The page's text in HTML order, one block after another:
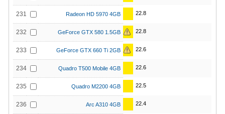
231 Radeon HD 5970 4GB 22.8
232 GeForce GTX 580 1.5GB 22.8
233 GeForce GTX 660 Ti 2GB 22.6
234 Quadro T500 Mobile 4GB 22.6
235 Quadro M2200 4GB 22.5
236 Arc A310 4GB 22.4